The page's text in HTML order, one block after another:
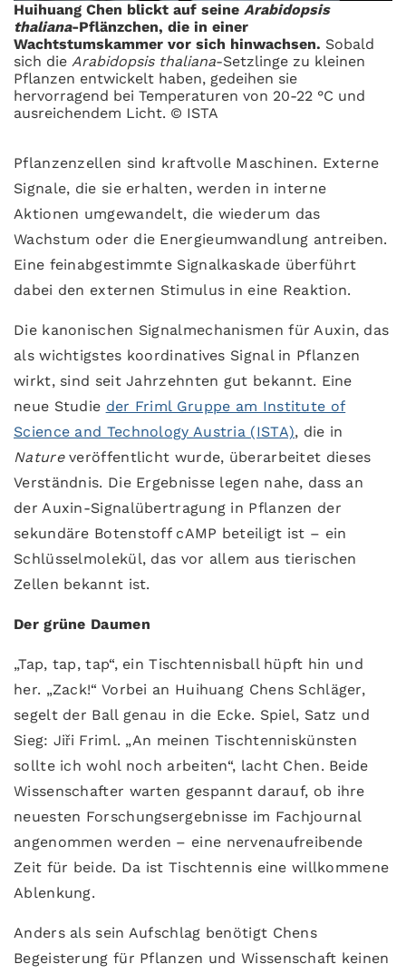
Huihuang Chen blickt auf seine Arabidopsis
thaliana-Pflänzchen, die in einer
Wachtstumskammer vor sich hinwachsen. Sobald
sich die Arabidopsis thaliana-Setzlinge zu kleinen
Pflanzen entwickelt haben, gedeihen sie
hervorragend bei Temperaturen von 20-22 °C und
ausreichendem Licht. © ISTA
Pflanzenzellen sind kraftvolle Maschinen. Externe
Signale, die sie erhalten, werden in interne
Aktionen umgewandelt, die wiederum das
Wachstum oder die Energieumwandlung antreiben.
Eine feinabgestimmte Signalkaskade überführt
dabei den externen Stimulus in eine Reaktion.
Die kanonischen Signalmechanismen für Auxin, das
als wichtigstes koordinatives Signal in Pflanzen
wirkt, sind seit Jahrzehnten gut bekannt. Eine
neue Studie der Friml Gruppe am Institute of
Science and Technology Austria (ISTA), die in
Natureveröffentlicht wurde, überarbeitet dieses
Verständnis. Die Ergebnisse legen nahe, dass an
der Auxin-Signalübertragung in Pflanzen der
sekundäre Botenstoff cAMP beteiligt ist – ein
Schlüsselmolekül, das vor allem aus tierischen
Zellen bekannt ist.
Der grüne Daumen
„Tap, tap, tap“, ein Tischtennisball hüpft hin und
her. „Zack!“ Vorbei an Huihuang Chens Schläger,
segelt der Ball genau in die Ecke. Spiel, Satz und
Sieg: Jiři Friml. „An meinen Tischtenniskünsten
sollte ich wohl noch arbeiten“, lacht Chen. Beide
Wissenschafter warten gespannt darauf, ob ihre
neuesten Forschungsergebnisse im Fachjournal
angenommen werden – eine nervenaufreibende
Zeit für beide. Da ist Tischtennis eine willkommene
Ablenkung.
Anders als sein Aufschlag benötigt Chens
Begeisterung für Pflanzen und Wissenschaft keinen